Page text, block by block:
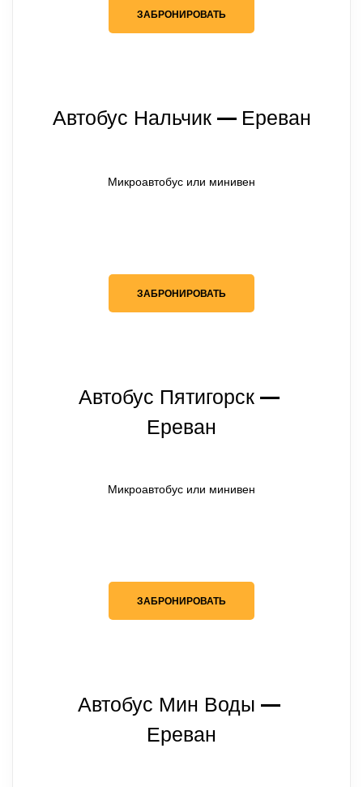
ЗАБРОНИРОВАТЬ
Автобус Нальчик — Ереван
Микроавтобус или минивен
ЗАБРОНИРОВАТЬ
Автобус Пятигорск
Ереван
Микроавтобус или минивен
ЗАБРОНИРОВАТЬ
Автобус Мин Воды
Ереван